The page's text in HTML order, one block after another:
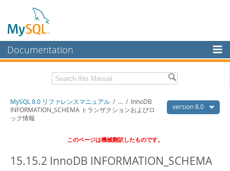
Documentation
MySQL Enterprise
Workbench
InnoDB Cluster
MySQL NDB Cluster
Connectors
Download this Manual
PDF (US Ltr)
version 8.0
MySQL 8.0 リファレンスマニュアル / ... / InnoDB
INFORMATION_SCHEMA トランザクションおよびロ
ック情報
このページは機械翻訳したものです。
15.15.2 InnoDB INFORMATION_SCHEMA